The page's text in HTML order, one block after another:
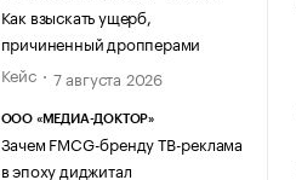
Как взыскать ущерб,
причиненный дропперами
Кейс
7 августа 2026
ООО «МЕДИА-ДОКТОР»
Зачем FMCG-бренду ТВ-реклама
в эпоху диджитал